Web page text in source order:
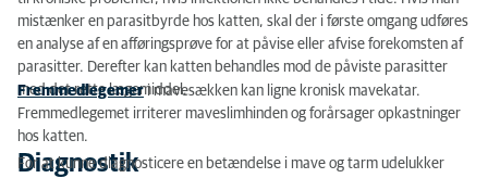
mistænker en parasitbyrde hos katten, skal der i første omgang udføres
en analyse af en afføringsprøve for at påvise eller afvise forekomsten af
parasitter. Derefter kan katten behandles mod de påviste parasitter
med det rette lægemiddel.
Fremmedlegemeri mavesækken kan ligne kronisk mavekatar.
Fremmedlegemet irriterer maveslimhinden og forårsager opkastninger
hos katten.
Diagnostik
For at kunne diagnosticere en betændelse i mave og tarm udelukker